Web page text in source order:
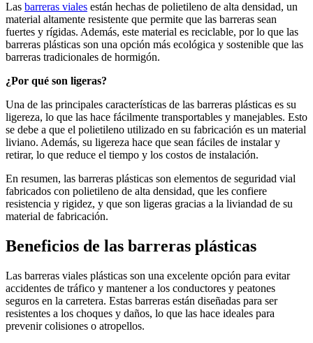
Las barreras viales están hechas de polietileno de alta densidad, un
material altamente resistente que permite que las barreras sean
fuertes y rígidas. Además, este material es reciclable, por lo que las
barreras plásticas son una opción más ecológica y sostenible que las
barreras tradicionales de hormigón.
¿Por qué son ligeras?
Una de las principales características de las barreras plásticas es su
ligereza, lo que las hace fácilmente transportables y manejables. Esto
se debe a que el polietileno utilizado en su fabricación es un material
liviano. Además, su ligereza hace que sean fáciles de instalar y
retirar, lo que reduce el tiempo y los costos de instalación.
En resumen, las barreras plásticas son elementos de seguridad vial
fabricados con polietileno de alta densidad, que les confiere
resistencia y rigidez, y que son ligeras gracias a la liviandad de su
material de fabricación.
Beneficios de las barreras plásticas
Las barreras viales plásticas son una excelente opción para evitar
accidentes de tráfico y mantener a los conductores y peatones
seguros en la carretera. Estas barreras están diseñadas para ser
resistentes a los choques y daños, lo que las hace ideales para
prevenir colisiones o atropellos.